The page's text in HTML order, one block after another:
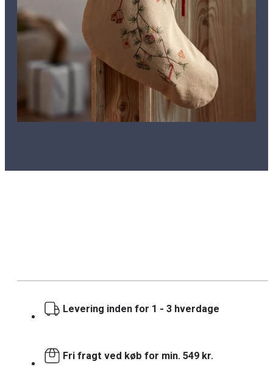
Levering inden for 1 - 3 hverdage
Fri fragt ved køb for min. 549 kr.